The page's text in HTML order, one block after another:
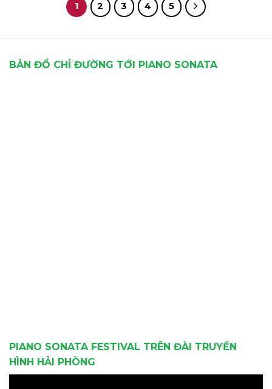
1 2 3 4 5
BẢN ĐỒ CHỈ ĐƯỜNG TỚI PIANO SONATA
PIANO SONATA FESTIVAL TRÊN ĐÀI TRUYỀN
HÌNH HẢI PHÒNG